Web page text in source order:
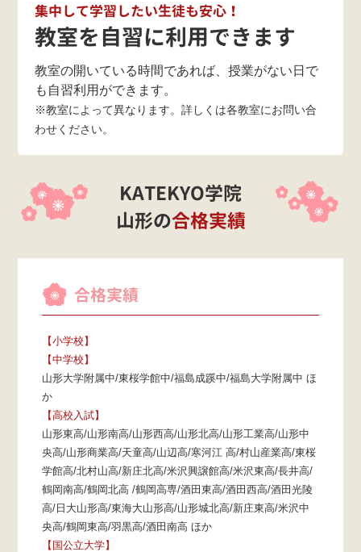
集中して学習したい生徒も安心！
教室を自習に利用できます
教室の開いている時間であれば、授業がない日で
も自習利用ができます。
※教室によって異なります。詳しくは各教室にお問い合
わせください。
KATEKYO学院
山形の合格実績
合格実績
【小学校】
【中学校】
山形大学附属中/東桜学館中/福島成蹊中/福島大学附属中 ほ
か
【高校入試】
山形東高/山形南高/山形西高/山形北高/山形工業高/山形中
央高/山形商業高/天童高/山辺高/寒河江 高/村山産業高/東桜
学館高/北村山高/新庄北高/米沢興譲館高/米沢東高/長井高/
鶴岡南高/鶴岡北高 /鶴岡高専/酒田東高/酒田西高/酒田光陵
高/日大山形高/東海大山形高/山形城北高/新庄東高/米沢中
央高/鶴岡東高/羽黒高/酒田南高 ほか
【国公立大学】